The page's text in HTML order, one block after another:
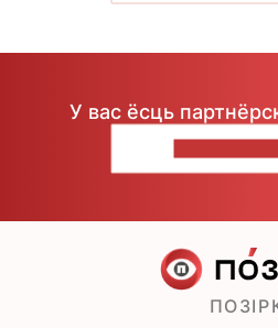
У вас ёсць